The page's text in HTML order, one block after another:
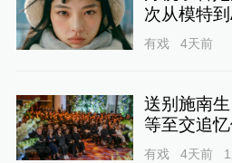
次从模特
有戏 4天前
送别施南
等至交追
有戏 4天前